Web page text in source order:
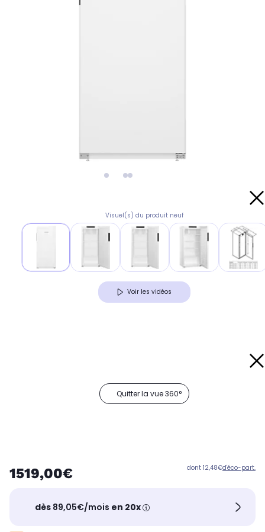
Visuel(s) du produit neuf
Voir les vidéos
Quitter la vue 360°
1519,00€ dont 12,48€d'éco-part.
dès 89,05€/mois en 20x